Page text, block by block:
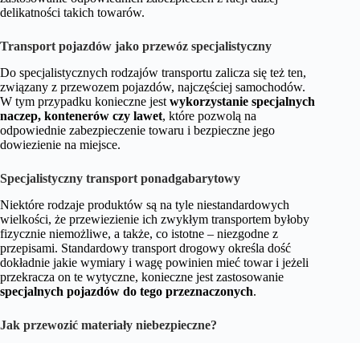
delikatności takich towarów.
Transport pojazdów jako przewóz specjalistyczny
Do specjalistycznych rodzajów transportu zalicza się też ten,
związany z przewozem pojazdów, najczęściej samochodów.
W tym przypadku konieczne jest wykorzystanie specjalnych
naczep, kontenerów czy lawet, które pozwolą na
odpowiednie zabezpieczenie towaru i bezpieczne jego
dowiezienie na miejsce.
Specjalistyczny transport ponadgabarytowy
Niektóre rodzaje produktów są na tyle niestandardowych
wielkości, że przewiezienie ich zwykłym transportem byłoby
fizycznie niemożliwe, a także, co istotne – niezgodne z
przepisami. Standardowy transport drogowy określa dość
dokładnie jakie wymiary i wagę powinien mieć towar i jeżeli
przekracza on te wytyczne, konieczne jest zastosowanie
specjalnych pojazdów do tego przeznaczonych.
Jak przewozić materiały niebezpieczne?